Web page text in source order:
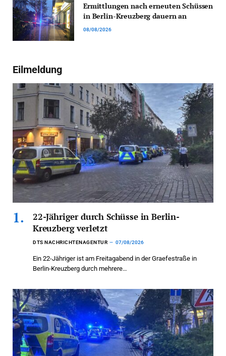
Ermittlungen nach erneuten Schüssen
in Berlin-Kreuzberg dauern an
08/08/2026
Eilmeldung
22-Jähriger durch Schüsse in Berlin-
Kreuzberg verletzt
DTS NACHRICHTENAGENTUR 07/08/2026
Ein 22-Jähriger ist am Freitagabend in der Graefestraße in
Berlin-Kreuzberg durch mehrere…